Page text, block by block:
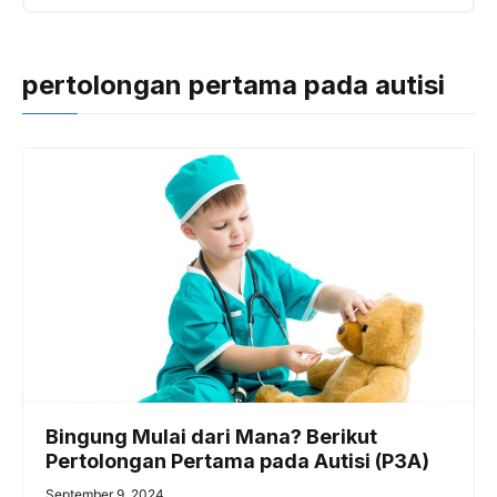
pertolongan pertama pada autisi
Bingung Mulai dari Mana? Berikut
Pertolongan Pertama pada Autisi (P3A)